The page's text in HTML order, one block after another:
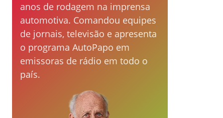
anos de rodagem na imprensa
automotiva. Comandou equipes
de jornais, televisão e apresenta
o programa AutoPapo em
emissoras de rádio em todo o
país.